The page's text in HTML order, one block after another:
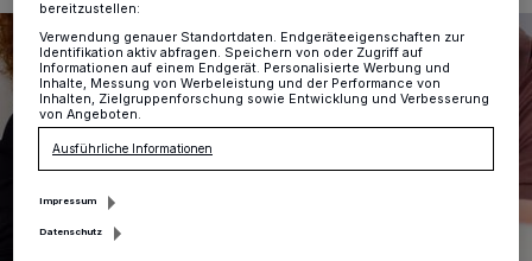
bereitzustellen:
Verwendung genauer Standortdaten. Endgeräteeigenschaften zur
Identifikation aktiv abfragen. Speichern von oder Zugriff auf
Informationen auf einem Endgerät. Personalisierte Werbung und
Inhalte, Messung von Werbeleistung und der Performance von
Inhalten, Zielgruppenforschung sowie Entwicklung und Verbesserung
von Angeboten.
Ausführliche Informationen
Impressum
Datenschutz